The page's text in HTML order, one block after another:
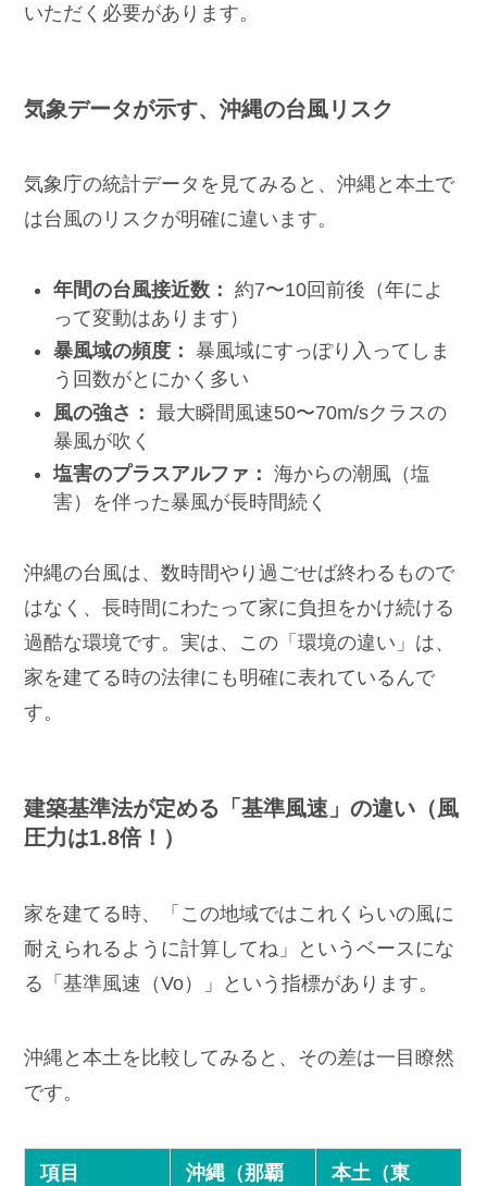
いただく必要があります。
気象データが示す、沖縄の台風リスク
気象庁の統計データを見てみると、沖縄と本土で
は台風のリスクが明確に違います。
年間の台風接近数： 約7〜10回前後（年によ
って変動はあります）
暴風域の頻度： 暴風域にすっぽり入ってしま
う回数がとにかく多い
風の強さ： 最大瞬間風速50〜70m/sクラスの
暴風が吹く
塩害のプラスアルファ： 海からの潮風（塩
害）を伴った暴風が長時間続く
沖縄の台風は、数時間やり過ごせば終わるもので
はなく、長時間にわたって家に負担をかけ続ける
過酷な環境です。実は、この「環境の違い」は、
家を建てる時の法律にも明確に表れているんで
す。
建築基準法が定める「基準風速」の違い（風
圧力は1.8倍！）
家を建てる時、「この地域ではこれくらいの風に
耐えられるように計算してね」というベースにな
る「基準風速（Vo）」という指標があります。
沖縄と本土を比較してみると、その差は一目瞭然
です。
項目
沖縄（那覇
本土（東